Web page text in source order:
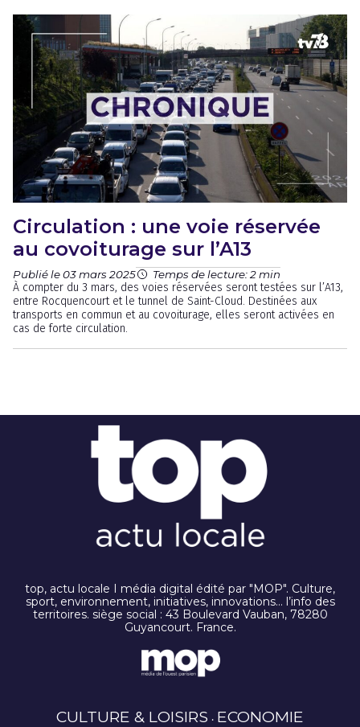
Circulation : une voie réservée
au covoiturage sur l’A13
Publié le 03 mars 2025 Temps de lecture: 2 min
À compter du 3 mars, des voies réservées seront testées sur l’A13,
entre Rocquencourt et le tunnel de Saint-Cloud. Destinées aux
transports en commun et au covoiturage, elles seront activées en
cas de forte circulation.
top, actu locale I média digital édité par "MOP". Culture,
sport, environnement, initiatives, innovations… l’info des
territoires. siège social : 43 Boulevard Vauban, 78280
Guyancourt. France.
CULTURE & LOISIRS ECONOMIE